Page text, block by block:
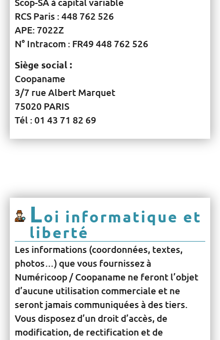
Scop-SA à capital variable
RCS Paris : 448 762 526
APE: 7022Z
N° Intracom : FR49 448 762 526
Siège social :
Coopaname
3/7 rue Albert Marquet
75020 PARIS
Tél : 01 43 71 82 69
Loi informatique et
liberté
Les informations (coordonnées, textes,
photos…) que vous fournissez à
Numéricoop / Coopaname ne feront l’objet
d’aucune utilisation commerciale et ne
seront jamais communiquées à des tiers.
Vous disposez d’un droit d’accès, de
modification, de rectification et de